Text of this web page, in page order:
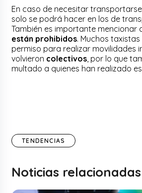
En caso de necesitar transportarse
solo se podrá hacer en los de
También es importante mencionar
están prohibidos. Muchos
permiso para realizar movilidades
volvieron colectivos , por lo que
multado a quienes han realizado
TENDENCIAS
Noticias relacionadas